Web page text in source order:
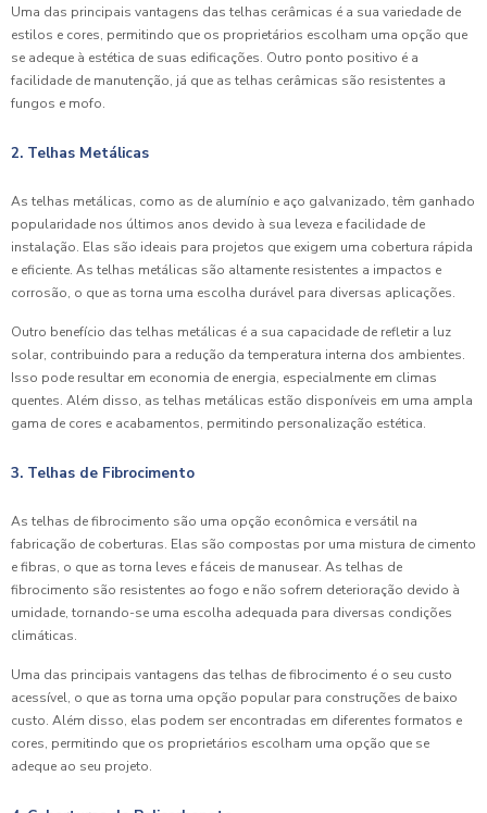
Uma das principais vantagens das telhas cerâmicas é a sua variedade de
estilos e cores, permitindo que os proprietários escolham uma opção que
se adeque à estética de suas edificações. Outro ponto positivo é a
facilidade de manutenção, já que as telhas cerâmicas são resistentes a
fungos e mofo.
2. Telhas Metálicas
As telhas metálicas, como as de alumínio e aço galvanizado, têm ganhado
popularidade nos últimos anos devido à sua leveza e facilidade de
instalação. Elas são ideais para projetos que exigem uma cobertura rápida
e eficiente. As telhas metálicas são altamente resistentes a impactos e
corrosão, o que as torna uma escolha durável para diversas aplicações.
Outro benefício das telhas metálicas é a sua capacidade de refletir a luz
solar, contribuindo para a redução da temperatura interna dos ambientes.
Isso pode resultar em economia de energia, especialmente em climas
quentes. Além disso, as telhas metálicas estão disponíveis em uma ampla
gama de cores e acabamentos, permitindo personalização estética.
3. Telhas de Fibrocimento
As telhas de fibrocimento são uma opção econômica e versátil na
fabricação de coberturas. Elas são compostas por uma mistura de cimento
e fibras, o que as torna leves e fáceis de manusear. As telhas de
fibrocimento são resistentes ao fogo e não sofrem deterioração devido à
umidade, tornando-se uma escolha adequada para diversas condições
climáticas.
Uma das principais vantagens das telhas de fibrocimento é o seu custo
acessível, o que as torna uma opção popular para construções de baixo
custo. Além disso, elas podem ser encontradas em diferentes formatos e
cores, permitindo que os proprietários escolham uma opção que se
adeque ao seu projeto.